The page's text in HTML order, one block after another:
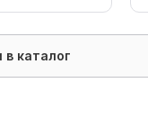
в каталог